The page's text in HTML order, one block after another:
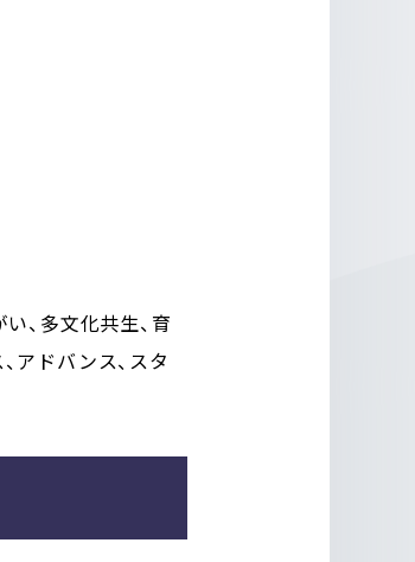
、多文化共生、育
アドバンス、スタ